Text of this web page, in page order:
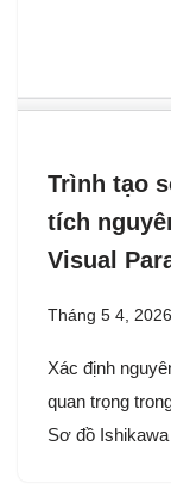
Trình tạo
tích
Visual
Tháng 5 4, 2026
Xác định
quan trọng
Sơ đồ